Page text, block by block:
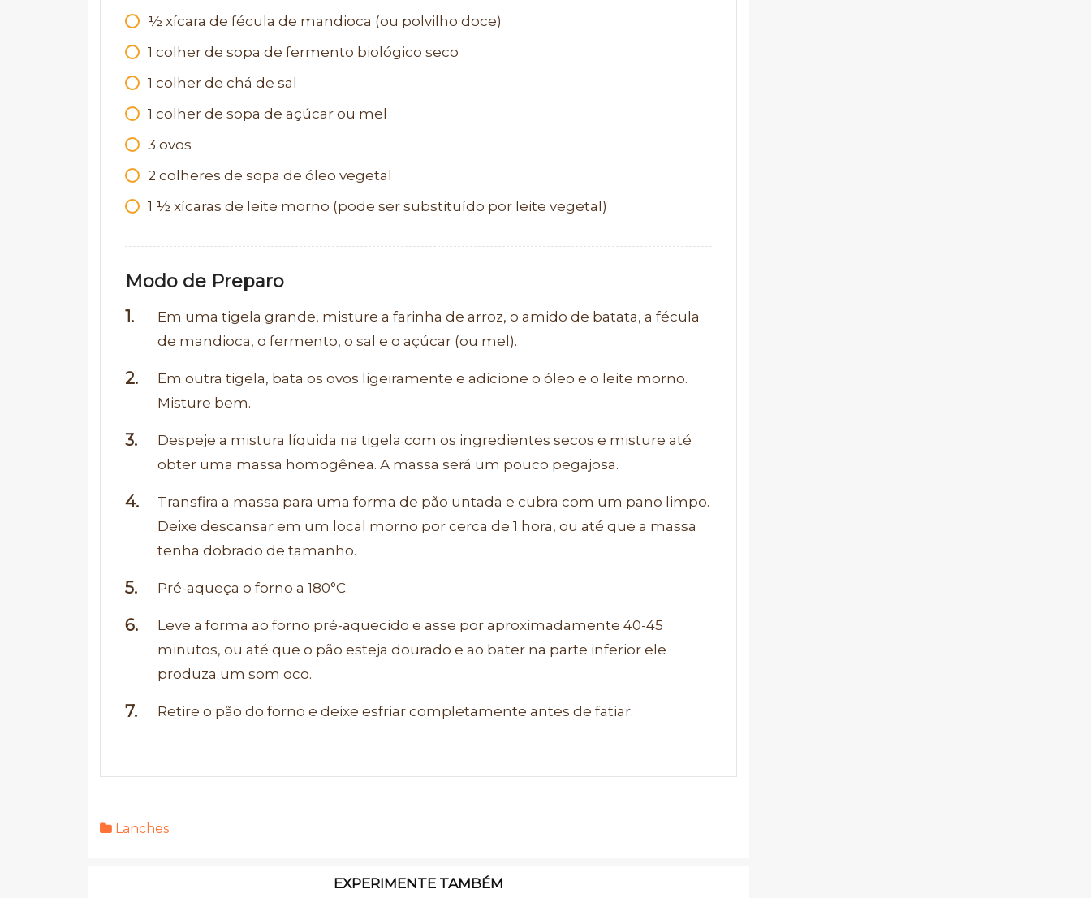
½ xícara de fécula de mandioca (ou polvilho doce)
1 colher de sopa de fermento biológico seco
1 colher de chá de sal
1 colher de sopa de açúcar ou mel
3 ovos
2 colheres de sopa de óleo vegetal
1 ½ xícaras de leite morno (pode ser substituído por leite vegetal)
Modo de Preparo
Em uma tigela grande, misture a farinha de arroz, o amido de batata, a fécula
de mandioca, o fermento, o sal e o açúcar (ou mel).
Em outra tigela, bata os ovos ligeiramente e adicione o óleo e o leite morno.
Misture bem.
Despeje a mistura líquida na tigela com os ingredientes secos e misture até
obter uma massa homogênea. A massa será um pouco pegajosa.
Transfira a massa para uma forma de pão untada e cubra com um pano limpo.
Deixe descansar em um local morno por cerca de 1 hora, ou até que a massa
tenha dobrado de tamanho.
Pré-aqueça o forno a 180°C.
Leve a forma ao forno pré-aquecido e asse por aproximadamente 40-45
minutos, ou até que o pão esteja dourado e ao bater na parte inferior ele
produza um som oco.
Retire o pão do forno e deixe esfriar completamente antes de fatiar.
Lanches
EXPERIMENTE TAMBÉM